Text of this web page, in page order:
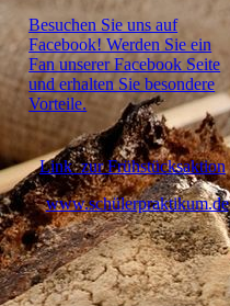
Besuchen Sie uns auf
Facebook! Werden Sie ein
Fan unserer Facebook Seite
und erhalten Sie besondere
Vorteile.
Link zur Frühstücksaktion
www.schülerpraktikum.de